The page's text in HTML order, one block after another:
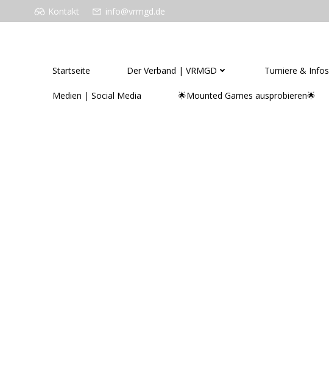
Inhalt
Kontakt info@vrmgd.de
Startseite
Der Verband | VRMGD Turniere & Infos
Medien | Social Media 🌟Mounted Games ausprobieren🌟